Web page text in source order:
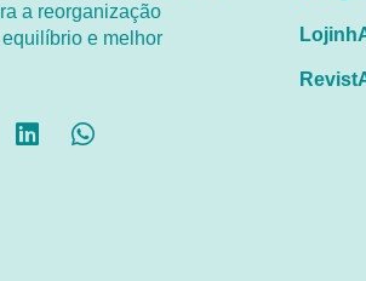
a reorganização
e melhor